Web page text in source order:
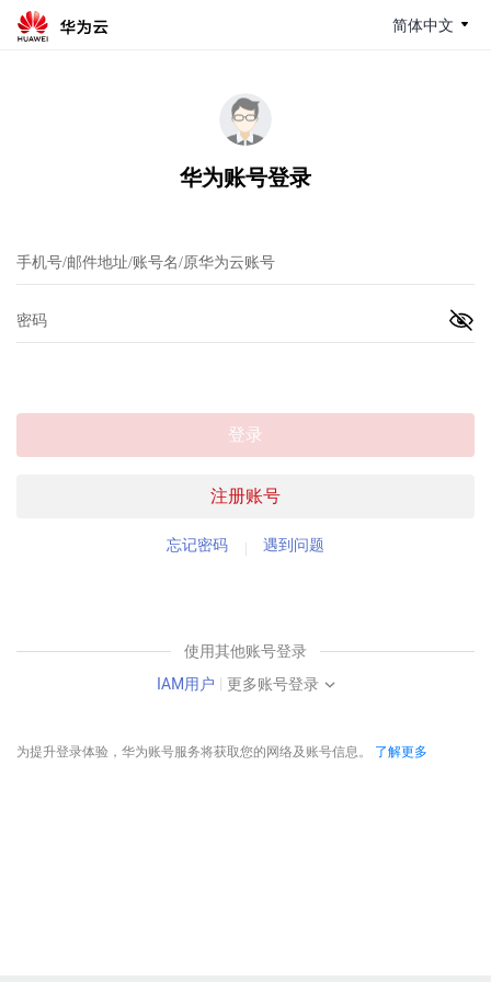
简体中文
华为账号登录
注册账号
登录
忘记密码 遇到问题
使用其他账号登录
IAM用户 | 更多账号登录
为提升登录体验，华为账号服务将获取您的网络及账号信息。 了解更多